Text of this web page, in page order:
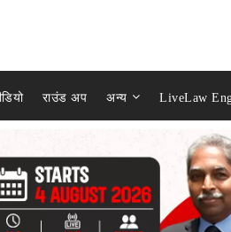
राउंड अप अन्य LiveLaw